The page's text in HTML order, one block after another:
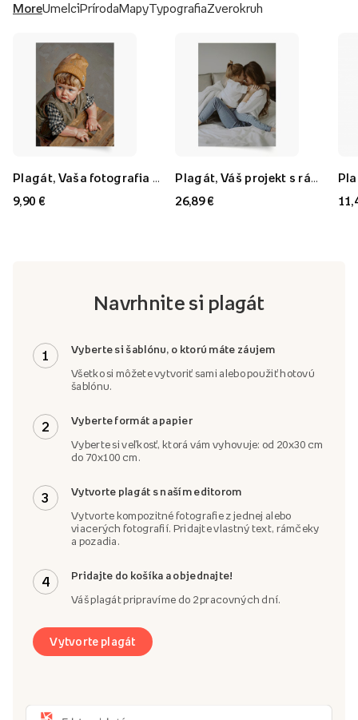
MoreUmelciPrírodaMapyTypografiaZverokruh
9,90 €
26,89 €
Navrhnite si plagát
1 Vyberte si šablónu, o ktorú máte záujem
Všetko si môžete vytvoriť sami alebo použiť hotovú
šablónu.
2 Vyberte formát a papier
Vyberte si veľkosť, ktorá vám vyhovuje: od 20x30 cm
do 70x100 cm.
3 Vytvorte plagát s naším editorom
Vytvorte kompozitné fotografie z jednej alebo
viacerých fotografií. Pridajte vlastný text, rámčeky
a pozadia.
4 Pridajte do košíka a objednajte!
Váš plagát pripravíme do 2 pracovných dní.
Vytvorte plagát